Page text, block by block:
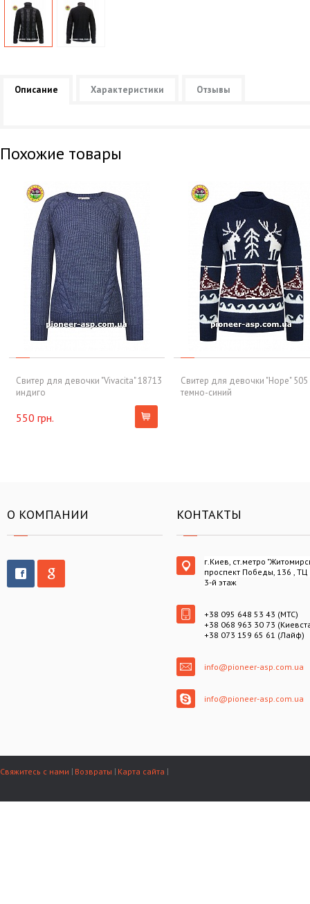
Описание Характеристики Отзывы
Похожие товары
Свитер для девочки "Vivacita" 18713
индиго
550 грн.
Свитер для девочки "Hope" 505
темно-синий
О КОМПАНИИ КОНТАКТЫ
г.Киев, ст.метро
проспект Победы, 136 , ТЦ
3-й этаж
+38 095 648 53 43 (МТС)
+38 068 963 30 73
+38 073 159 65 61 (Лайф)
info@pioneer-asp.com.ua
info@pioneer-asp.com.ua
Свяжитесь с нами Возвраты Карта сайта